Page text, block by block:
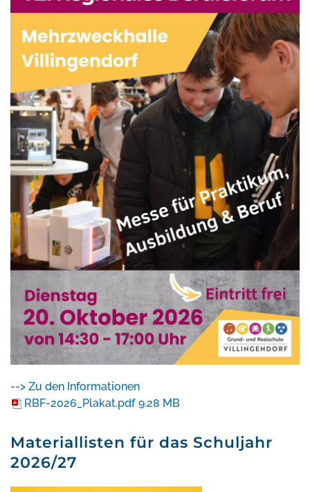
--> Zu den Informationen
RBF-2026_Plakat.pdf 9.28 MB
Materiallisten für das Schuljahr
2026/27